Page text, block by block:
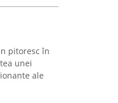
pitoresc în
unei
ale